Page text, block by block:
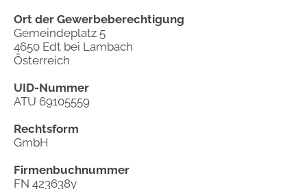
Ort der Gewerbeberechtigung
Gemeindeplatz 5
4650 Edt bei Lambach
Österreich
UID-Nummer
ATU 69105559
Rechtsform
GmbH
Firmenbuchnummer
FN 423638y